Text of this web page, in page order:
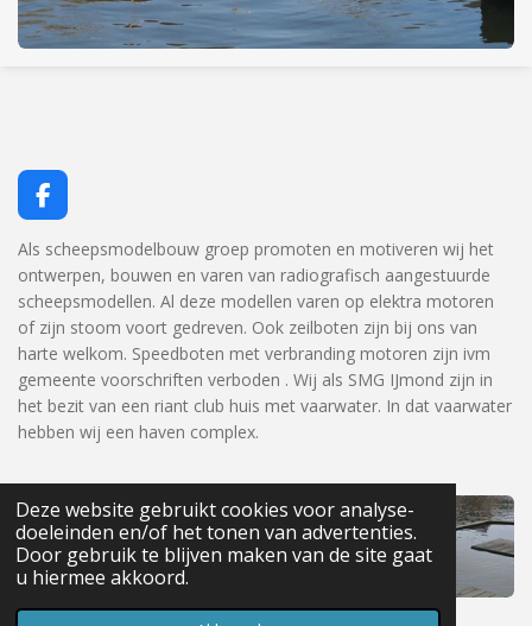
Deze website gebruikt cookies voor analyse-
doeleinden en/of het tonen van advertenties.
Door gebruik te blijven maken van de site gaat
u hiermee akkoord.
F
a
c
e
b
o
o
k
Als scheepsmodelbouw groep promoten en motiveren wij het
ontwerpen, bouwen en varen van radiografisch aangestuurde
scheepsmodellen. Al deze modellen varen op elektra motoren
of zijn stoom voort gedreven. Ook zeilboten zijn bij ons van
harte welkom. Speedboten met verbranding motoren zijn ivm
gemeente voorschriften verboden . Wij als SMG IJmond zijn in
het bezit van een riant club huis met vaarwater. In dat vaarwater
hebben wij een haven complex.
© 2023 SMG IJmond